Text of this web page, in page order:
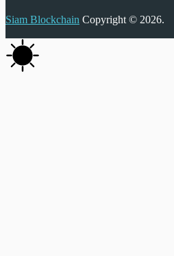
Siam Blockchain Copyright © 2026.